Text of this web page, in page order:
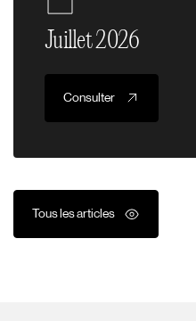
Tous les articles
Juillet 2026
Consulter